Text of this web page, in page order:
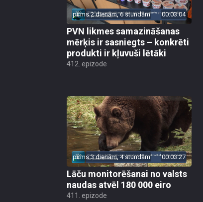
pirms 2 dienām, 6 stundām 00:03:04
PVN likmes samazināšanas
mērķis ir sasniegts – konkrēti
produkti ir kļuvuši lētāki
412. epizode
pirms 3 dienām, 4 stundām 00:03:27
Lāču monitorēšanai no valsts
naudas atvēl 180 000 eiro
411. epizode